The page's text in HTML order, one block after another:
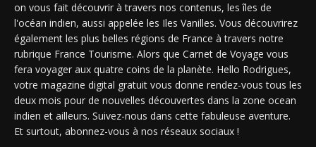
on vous fait découvrir à travers nos contenus, les îles de
l'océan indien, aussi appelée les Iles Vanilles. Vous découvrirez
également les plus belles régions de France à travers notre
rubrique France Tourisme. Alors que Carnet de Voyage vous
fera voyager aux quatre coins de la planète. Hello Rodrigues,
votre magazine digital gratuit vous donne rendez-vous tous les
deux mois pour de nouvelles découvertes dans la zone ocean
indien et ailleurs. Suivez-nous dans cette fabuleuse aventure.
Et surtout, abonnez-vous à nos réseaux sociaux !